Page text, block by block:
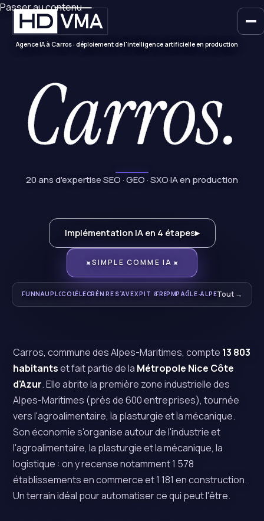
Passer au contenu
Agence IA à Carros : déploiement de l'intelligence artificielle en production
20 ans d'expertise·SEO · GEO · SXO·IA en production
Implémentation IA en 4 étapes▸
✦SIMPLE COMME IA✦
FUNNEL IAVotre commercial 24/7
NAUTISMEBateaux, ports, chantiers
PLOMBIERSUrgence & local
COUVREURSToiture & charpente
ÉLECTRICIENSDépannage & domotique
RÉNOVATIONIntérieur & énergétique
RESTAURANTSGastronomie & traiteurs
AVOCATSTous droits
EXPERTS-COMPTABLESTPE / PME
IT & ESNInfogérance & cyber
FREELANCESIndépendants
PMECroissance digitale
PACAMarseille · Nice ·
ÎLE-DE-FRANCE
ALPES-Tout →
Carros, commune des Alpes-Maritimes, compte 13 803
habitantset fait partie de la Métropole Nice Côte
d'Azur. Elle abrite la première zone industrielle des
Alpes-Maritimes (près de 600 entreprises), tournée
vers l'agroalimentaire, la plasturgie et la mécanique.
Son économie s'organise autour de l'industrie et
l'agroalimentaire, la plasturgie et la mécanique, la
logistique : on y recense notamment 1 578
établissements en commerce et 1 181 en construction.
Un terrain idéal pour automatiser ce qui peut l'être.